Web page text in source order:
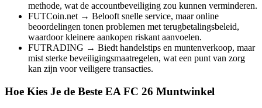
methode, wat de accountbeveiliging zou kunnen verminderen.
FUTCoin.net → Belooft snelle service, maar online
beoordelingen tonen problemen met terugbetalingsbeleid,
waardoor kleinere aankopen riskant aanvoelen.
FUTRADING → Biedt handelstips en muntenverkoop, maar
mist sterke beveiligingsmaatregelen, wat een punt van zorg
kan zijn voor veiligere transacties.
Hoe Kies Je de Beste EA FC 26 Muntwinkel